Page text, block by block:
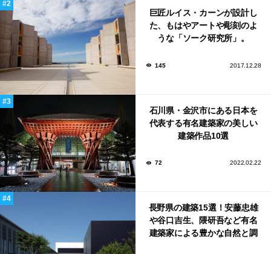
巨匠ルイス・カーンが設計し
た、もはやアートや彫刻のよ
うな「ソーク研究所」。
145 2017.12.28
石川県・金沢市にある日本を
代表する有名建築家の美しい
建築作品10選
72 2022.02.22
長野県の建築15選！安藤忠雄
や谷口吉生、隈研吾など有名
建築家による豊かな自然と調